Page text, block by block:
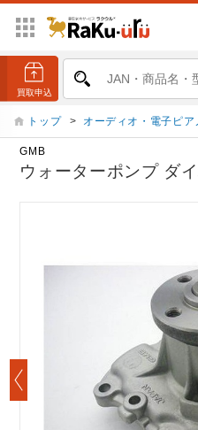
トップ > オーディオ・電子ピア
GMB
ウォーターポンプ ダ